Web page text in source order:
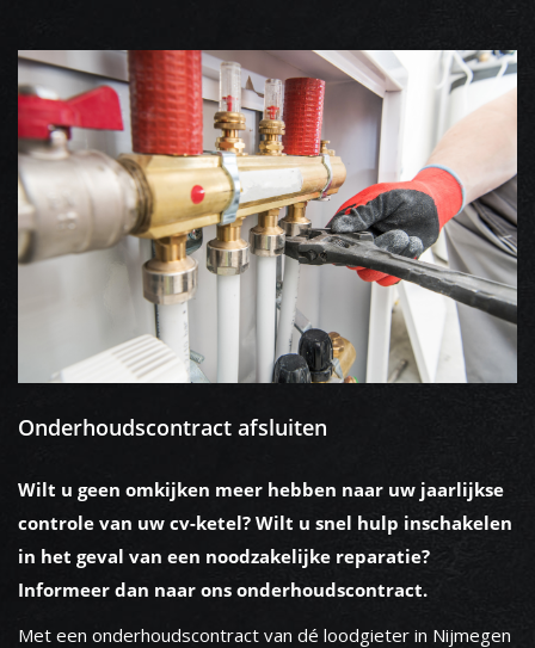
Onderhoudscontract afsluiten
Wilt u geen omkijken meer hebben naar uw jaarlijkse
controle van uw cv-ketel? Wilt u snel hulp inschakelen
in het geval van een noodzakelijke reparatie?
Informeer dan naar ons onderhoudscontract.
Met een onderhoudscontract van dé loodgieter in Nijmegen